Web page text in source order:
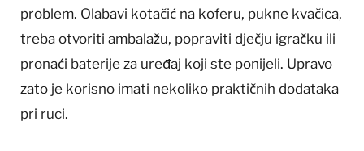
problem. Olabavi kotačić na koferu, pukne kvačica,
treba otvoriti ambalažu, popraviti dječju igračku ili
pronaći baterije za uređaj koji ste ponijeli. Upravo
zato je korisno imati nekoliko praktičnih dodataka
pri ruci.